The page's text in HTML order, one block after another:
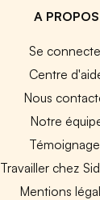
A PROPOS
Se
Centre
Nous
Notre
Travailler chez
Mentions